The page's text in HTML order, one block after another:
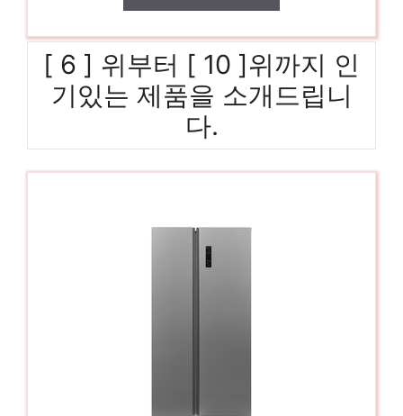
[ 6 ] 위부터 [ 10 ]위까지 인
기있는 제품을 소개드립니
다.